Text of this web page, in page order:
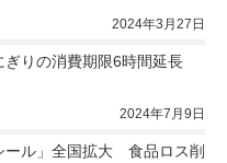
2024年3月27日
ぎりの消費期限6時間延長
2024年7月9日
ル」全国拡大　食品ロス削